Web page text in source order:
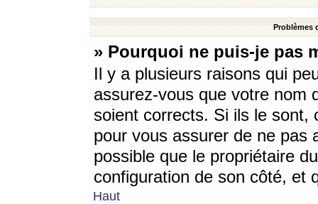
Problèmes
» Pourquoi ne puis-je pas
Il y a plusieurs raisons qui
assurez-vous que votre nom
soient corrects. Si ils le sont,
pour vous assurer de ne pas
possible que le propriétaire
configuration de son côté, et
Haut